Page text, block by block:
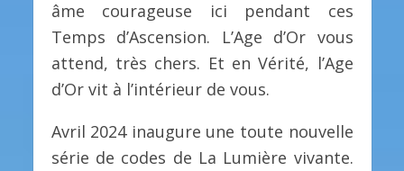
âme courageuse ici pendant ces
Temps d’Ascension. L’Age d’Or vous
attend, très chers. Et en Vérité, l’Age
d’Or vit à l’intérieur de vous.
Avril 2024 inaugure une toute nouvelle
série de codes de La Lumière vivante.